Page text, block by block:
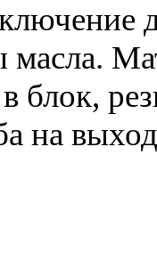
масла.
блок,
на